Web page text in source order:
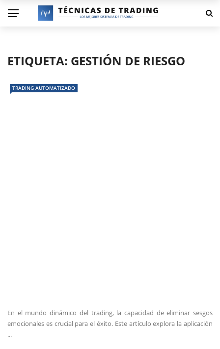
ETIQUETA: GESTIÓN DE RIESGO
TRADING AUTOMATIZADO
En el mundo dinámico del trading, la capacidad de eliminar sesgos
emocionales es crucial para el éxito. Este artículo explora la aplicación
...